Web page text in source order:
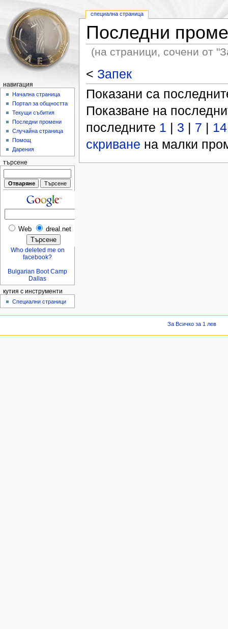
Последни
(на страници, сочени от
< Запек
Показани са
Показване на
последните 1 | 3 | 7 | 14
скриване на малки
специална страница
навигация
Начална страница
Портал за общността
Текущи събития
Последни промени
Случайна страница
Помощ
Дарения
търсене
Web dreal.net
Who deleted me on
facebook?
Bulgarian Boot Camp
Dallas
кутия с инструменти
Специални страници
За Всичко за 1 лев